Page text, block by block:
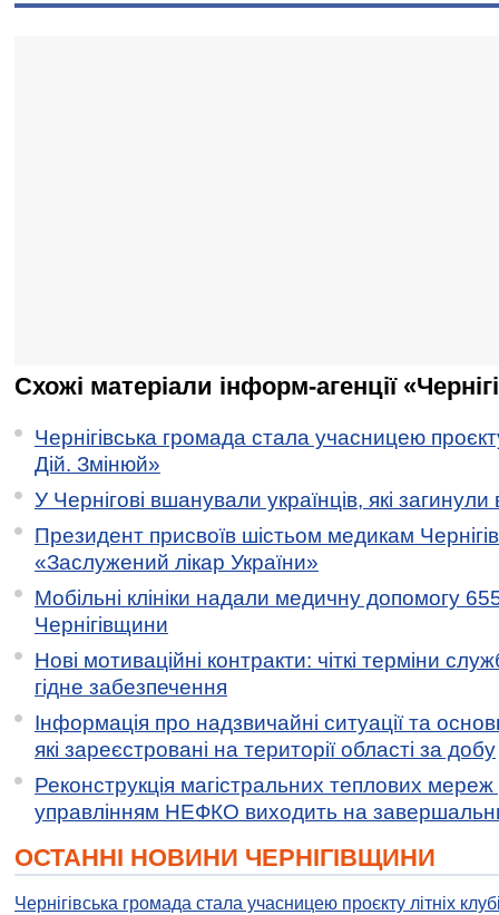
Схожі матеріали інформ-агенції
Чернігівська громада стала учасницею
Дій. Змінюй»
У Чернігові вшанували українців, які загинули
Президент присвоїв шістьом медикам
«Заслужений лікар України»
Мобільні клініки надали медичну допомогу
Чернігівщини
Нові мотиваційні контракти: чіткі терміни
гідне забезпечення
Інформація про надзвичайні ситуації та
які зареєстровані на території області за добу
Реконструкція магістральних теплових мереж
управлінням НЕФКО виходить на
ОСТАННІ НОВИНИ ЧЕРНІГІВЩИНИ
Чернігівська громада стала учасницею проєкту літніх